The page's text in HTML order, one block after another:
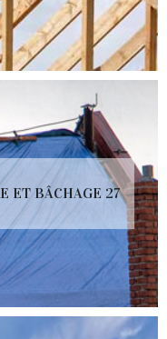
ET BÂCHAGE 27